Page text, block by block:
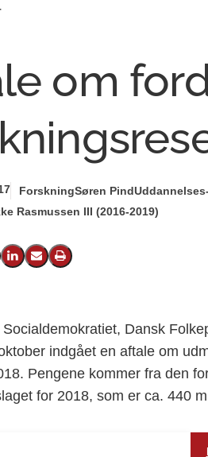
om
ForskningSøren Pind
Rasmussen III (2016-2019)
på X (Twitter)
Del på LinkedIn
Send email
Print
Dansk
indgået en aftale om
Pengene kommer fra den
for 2018, som er ca. 440